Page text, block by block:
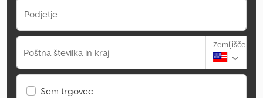
Podjetje
Poštna številka in kraj
Zemljišče
Sem trgovec